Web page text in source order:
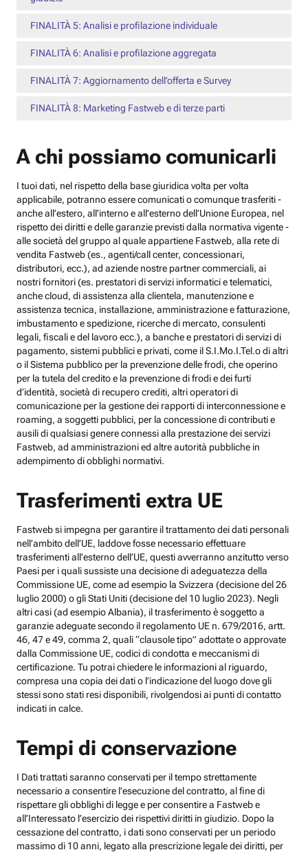
FINALITÀ 5: Analisi e profilazione individuale
FINALITÀ 6: Analisi e profilazione aggregata
FINALITÀ 7: Aggiornamento dell’offerta e Survey
FINALITÀ 8: Marketing Fastweb e di terze parti
A chi possiamo comunicarli
I tuoi dati, nel rispetto della base giuridica volta per volta
applicabile, potranno essere comunicati o comunque trasferiti -
anche all’estero, all’interno e all’esterno dell’Unione Europea, nel
rispetto dei diritti e delle garanzie previsti dalla normativa vigente -
alle società del gruppo al quale appartiene Fastweb, alla rete di
vendita Fastweb (es., agenti/call center, concessionari,
distributori, ecc.), ad aziende nostre partner commerciali, ai
nostri fornitori (es. prestatori di servizi informatici e telematici,
anche cloud, di assistenza alla clientela, manutenzione e
assistenza tecnica, installazione, amministrazione e fatturazione,
imbustamento e spedizione, ricerche di mercato, consulenti
legali, fiscali e del lavoro ecc.), a banche e prestatori di servizi di
pagamento, sistemi pubblici e privati, come il S.I.Mo.I.Tel.o di altri
o il Sistema pubblico per la prevenzione delle frodi, che operino
per la tutela del credito e la prevenzione di frodi e dei furti
d’identità, società di recupero crediti, altri operatori di
comunicazione per la gestione dei rapporti di interconnessione e
roaming, a soggetti pubblici, per la concessione di contributi e
ausili di qualsiasi genere connessi alla prestazione dei servizi
Fastweb, ad amministrazioni ed altre autorità pubbliche in
adempimento di obblighi normativi.
Trasferimenti extra UE
Fastweb si impegna per garantire il trattamento dei dati personali
nell’ambito dell’UE, laddove fosse necessario effettuare
trasferimenti all’esterno dell’UE, questi avverranno anzitutto verso
Paesi per i quali sussiste una decisione di adeguatezza della
Commissione UE, come ad esempio la Svizzera (decisione del 26
luglio 2000) o gli Stati Uniti (decisione del 10 luglio 2023). Negli
altri casi (ad esempio Albania), il trasferimento è soggetto a
garanzie adeguate secondo il regolamento UE n. 679/2016, artt.
46, 47 e 49, comma 2, quali “clausole tipo” adottate o approvate
dalla Commissione UE, codici di condotta e meccanismi di
certificazione. Tu potrai chiedere le informazioni al riguardo,
compresa una copia dei dati o l’indicazione del luogo dove gli
stessi sono stati resi disponibili, rivolgendosi ai punti di contatto
indicati in calce.
Tempi di conservazione
I Dati trattati saranno conservati per il tempo strettamente
necessario a consentire l’esecuzione del contratto, al fine di
rispettare gli obblighi di legge e per consentire a Fastweb e
all’Interessato l’esercizio dei rispettivi diritti in giudizio. Dopo la
cessazione del contratto, i dati sono conservati per un periodo
massimo di 10 anni, legato alla prescrizione legale dei diritti, per